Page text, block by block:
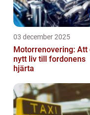
03 december 2025
Motorrenovering: Att
nytt liv till fordonens
hjärta